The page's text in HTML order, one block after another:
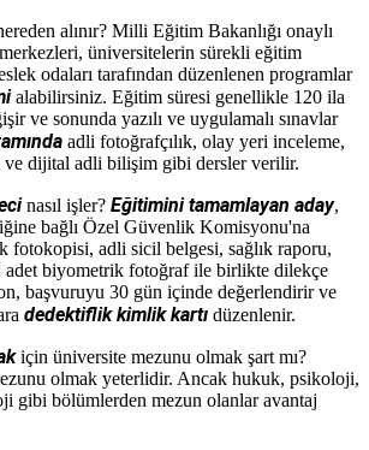
alınır? Milli Eğitim Bakanlığı onaylı
üniversitelerin sürekli eğitim
odaları tarafından düzenlenen programlar
alabilirsiniz. Eğitim süresi genellikle 120 ila
ve sonunda yazılı ve uygulamalı sınavlar
adli fotoğrafçılık, olay yeri inceleme,
dijital adli bilişim gibi dersler verilir.
nasıl işler? Eğitimini tamamlayan aday,
bağlı Özel Güvenlik Komisyonu'na
fotokopisi, adli sicil belgesi, sağlık raporu,
adet biyometrik fotoğraf ile birlikte dilekçe
başvuruyu 30 gün içinde değerlendirir ve
dedektiflik kimlik kartı düzenlenir.
için üniversite mezunu olmak şart mı?
olmak yeterlidir. Ancak hukuk, psikoloji,
gibi bölümlerden mezun olanlar avantaj